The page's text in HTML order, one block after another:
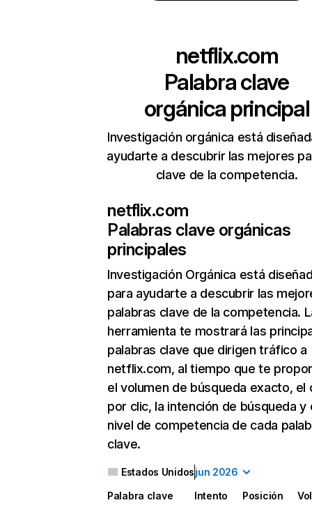
netflix.com
Palabra clave
orgánica principal
Investigación orgánica está
ayudarte a descubrir las mejores
clave de la competencia.
netflix.com
Palabras clave orgánicas
principales
Investigación Orgánica está
para ayudarte a descubrir las
palabras clave de la competencia.
herramienta te mostrará las
palabras clave que dirigen tráfico a
netflix.com, al tiempo que te
el volumen de búsqueda exacto, el
por clic, la intención de búsqueda y
nivel de competencia de cada
clave.
Estados Unidosjun 2026
Palabra clave Intento Posición